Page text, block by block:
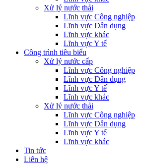
Xử lý nước thải
Lĩnh vực Công nghiệp
Lĩnh vực Dân dụng
Lĩnh vực khác
Lĩnh vực Y tế
Công trình tiêu biểu
Xử lý nước cấp
Lĩnh vực Công nghiệp
Lĩnh vực Dân dụng
Lĩnh vực Y tế
Lĩnh vực khác
Xử lý nước thải
Lĩnh vực Công nghiệp
Lĩnh vực Dân dụng
Lĩnh vực Y tế
Lĩnh vực khác
Tin tức
Liên hệ